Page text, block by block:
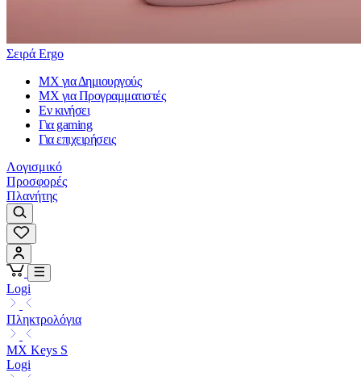
Σειρά Ergo
MX για Δημιουργούς
MX για Προγραμματιστές
Εν κινήσει
Για gaming
Για επιχειρήσεις
Λογισμικό
Προσφορές
Πλανήτης
Logi
Πληκτρολόγια
MX Keys S
Logi